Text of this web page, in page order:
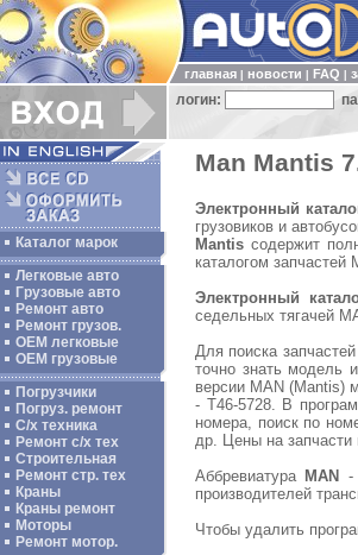
главная новости FAQ
логин:
Каталог марок
Легковые авто
Грузовые авто
Ремонт авто
Ремонт грузов.
ОЕМ легковые
OEM грузовые
Погрузчики
Погруз. ремонт
С/х техника
Ремонт с/х тех
Строительная
Ремонт стр. тех
Краны
Краны ремонт
Моторы
Ремонт мотор.
Man Mantis
Электронный
грузовиков и
Mantis содержит
каталогом запчастей
Электронный
седельных тягачей
Для поиска
точно знать модель
версии MAN (Mantis)
- T46-5728. В
номера, поиск по
др. Цены на запчасти
Аббревиатура MAN -
производителей
Чтобы удалить